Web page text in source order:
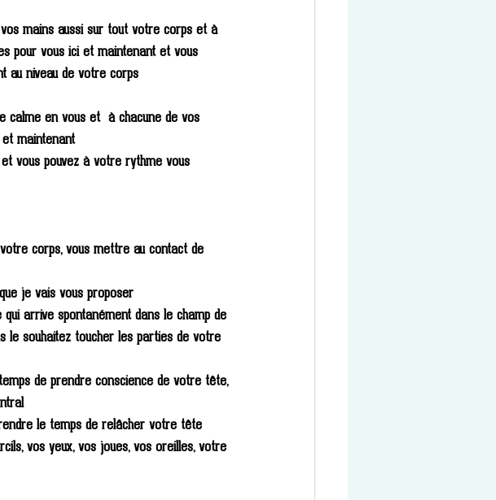
mains aussi sur tout votre corps et à
pour vous ici et maintenant et vous
au niveau de votre corps
calme en vous et  à chacune de vos
et maintenant
vous pouvez à votre rythme vous
corps, vous mettre au contact de
je vais vous proposer
arrive spontanément dans le champ de
le souhaitez toucher les parties de votre
de prendre conscience de votre tête,
le temps de relâcher votre tête
vos yeux, vos joues, vos oreilles, votre